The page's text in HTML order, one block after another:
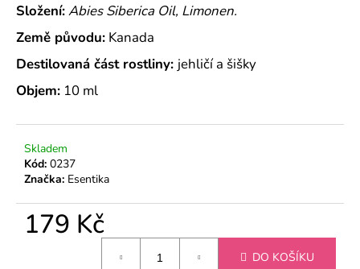
Složení:Abies Siberica Oil, Limonen.
Země původu: Kanada
Destilovaná část rostliny: jehličí a šišky
Objem: 10 ml
Skladem
Kód: 0237
Značka: Esentika
179 Kč
DO KOŠÍKU
D
o
p
o
r
č
u
e